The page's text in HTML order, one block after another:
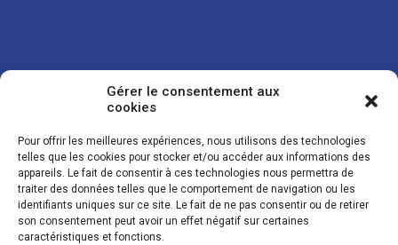
Gérer le consentement aux
cookies
Pour offrir les meilleures expériences, nous utilisons des technologies
telles que les cookies pour stocker et/ou accéder aux informations des
appareils. Le fait de consentir à ces technologies nous permettra de
traiter des données telles que le comportement de navigation ou les
identifiants uniques sur ce site. Le fait de ne pas consentir ou de retirer
son consentement peut avoir un effet négatif sur certaines
caractéristiques et fonctions.
Vos coordonnées sont uniquement utilisées pour vous envoyer des
lettres d'information sur nos activités. Vous pouvez à tout moment
utiliser le lien de désinscription figurant dans la lettre d'information.